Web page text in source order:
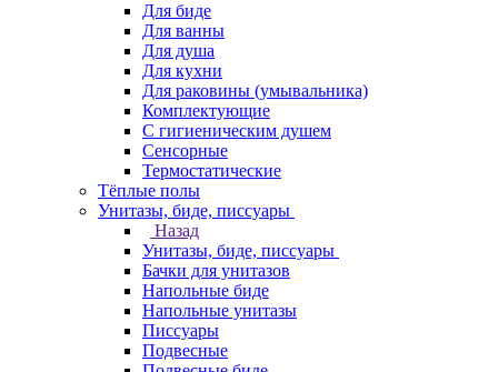
Для биде
Для ванны
Для душа
Для кухни
Для раковины (умывальника)
Комплектующие
С гигиеническим душем
Сенсорные
Термостатические
Тёплые полы
Унитазы, биде, писсуары
Назад
Унитазы, биде, писсуары
Бачки для унитазов
Напольные биде
Напольные унитазы
Писсуары
Подвесные